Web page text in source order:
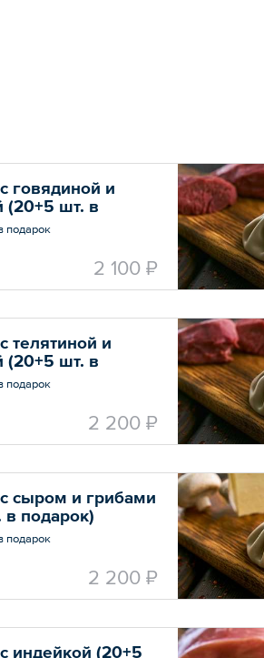
говядиной и
(20+5 шт. в
подарок
позицию не действуют.
кг
2 100 ₽
телятиной и
(20+5 шт. в
подарок
позицию не действуют.
кг
2 200 ₽
сыром и грибами
в подарок)
подарок
позицию не действуют.
кг
2 200 ₽
индейкой (20+5